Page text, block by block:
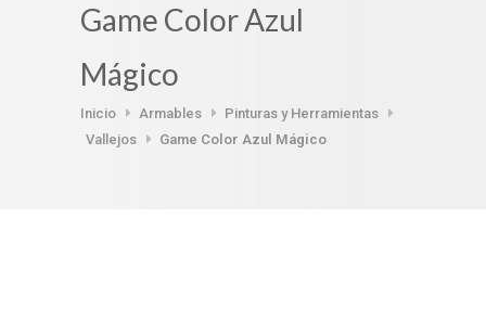
Game Color Azul
Mágico
Inicio Armables
Pinturas y Herramientas
Vallejos
Game Color Azul Mágico